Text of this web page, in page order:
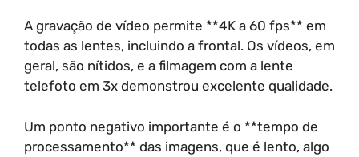
A gravação de vídeo permite **4K a 60 fps** em
todas as lentes, incluindo a frontal. Os vídeos, em
geral, são nítidos, e a filmagem com a lente
telefoto em 3x demonstrou excelente qualidade.
Um ponto negativo importante é o **tempo de
processamento** das imagens, que é lento, algo